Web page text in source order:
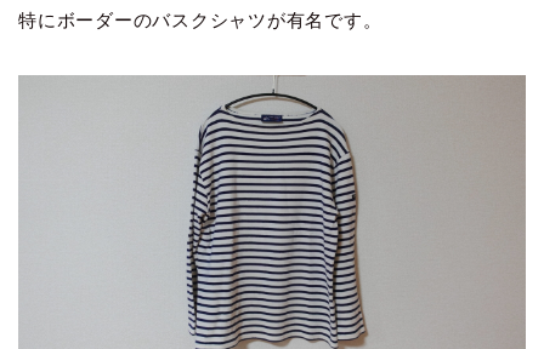
特にボーダーのバスクシャツが有名です。